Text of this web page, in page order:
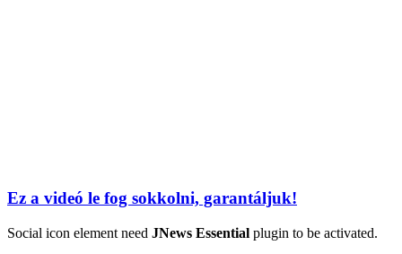
Ez a videó le fog sokkolni, garantáljuk!
Social icon element need JNews Essential plugin to be activated.